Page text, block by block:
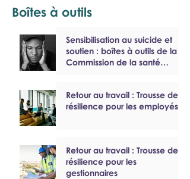
Boîtes à outils
Sensibilisation au suicide et
soutien : boîtes à outils de la
Commission de la santé
Retour au travail : Trousse de
résilience pour les employés
Retour au travail : Trousse de
résilience pour les
gestionnaires